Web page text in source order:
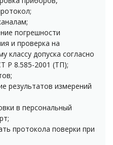
погрешности
и проверка на
классу допуска согласно
Р 8.585-2001 (ТП);
результатов измерений
в персональный
протокола поверки при